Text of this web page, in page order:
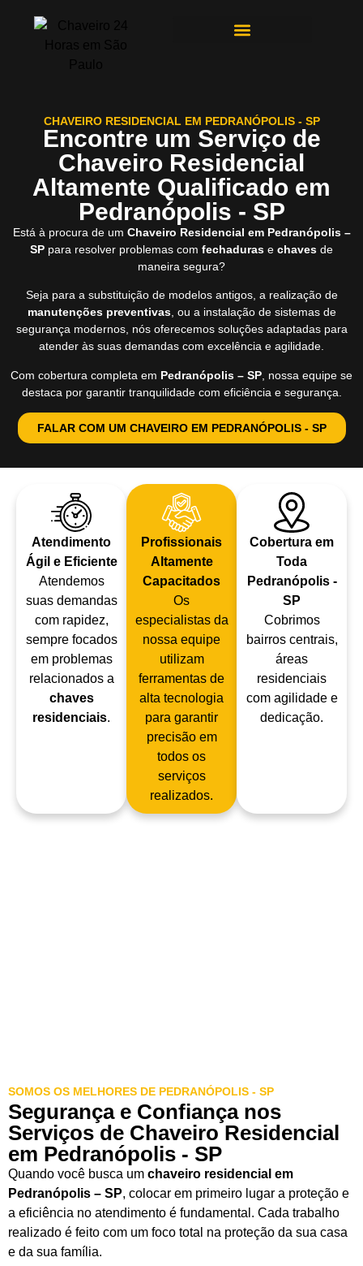
CHAVEIRO RESIDENCIAL EM PEDRANÓPOLIS - SP
Encontre um Serviço de
Chaveiro Residencial
Altamente Qualificado em
Pedranópolis - SP
Está à procura de um Chaveiro Residencial em Pedranópolis –
SP para resolver problemas com fechaduras e chaves de
maneira segura?
Seja para a substituição de modelos antigos, a realização de
manutenções preventivas, ou a instalação de sistemas de
segurança modernos, nós oferecemos soluções adaptadas para
atender às suas demandas com excelência e agilidade.
Com cobertura completa em Pedranópolis – SP , nossa equipe se
destaca por garantir tranquilidade com eficiência e segurança.
FALAR COM UM CHAVEIRO EM PEDRANÓPOLIS - SP
Atendimento
Ágil e Eficiente
Atendemos
suas demandas
com rapidez,
sempre focados
em problemas
relacionados a
chaves
residenciais.
Profissionais
Altamente
Capacitados
Os
especialistas da
nossa equipe
utilizam
ferramentas de
alta tecnologia
para garantir
precisão em
todos os
serviços
realizados.
Cobertura em
Toda
Pedranópolis -
SP
Cobrimos
bairros centrais,
áreas
residenciais
com agilidade e
dedicação.
SOMOS OS MELHORES DE PEDRANÓPOLIS - SP
Segurança e Confiança nos
Serviços de Chaveiro Residencial
em Pedranópolis - SP
Quando você busca um chaveiro residencial em
Pedranópolis – SP, colocar em primeiro lugar a proteção e
a eficiência no atendimento é fundamental. Cada trabalho
realizado é feito com um foco total na proteção da sua casa
e da sua família.